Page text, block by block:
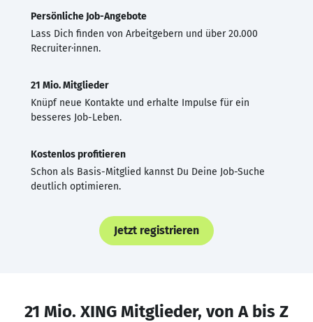
Persönliche Job-Angebote
Lass Dich finden von Arbeitgebern und über 20.000
Recruiter·innen.
21 Mio. Mitglieder
Knüpf neue Kontakte und erhalte Impulse für ein
besseres Job-Leben.
Kostenlos profitieren
Schon als Basis-Mitglied kannst Du Deine Job-Suche
deutlich optimieren.
Jetzt registrieren
21 Mio. XING Mitglieder, von A bis Z